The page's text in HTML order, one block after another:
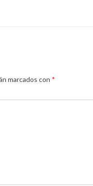
marcados con *